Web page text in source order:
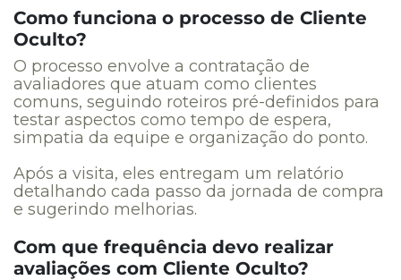
Como funciona o processo de Cliente
Oculto?
O processo envolve a contratação de
avaliadores que atuam como clientes
comuns, seguindo roteiros pré-definidos para
testar aspectos como tempo de espera,
simpatia da equipe e organização do ponto.
Após a visita, eles entregam um relatório
detalhando cada passo da jornada de compra
e sugerindo melhorias.
Com que frequência devo realizar
avaliações com Cliente Oculto?